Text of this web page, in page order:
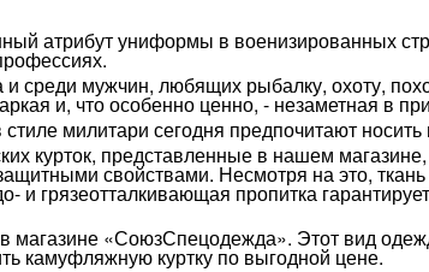
атрибут униформы в военизированных
среди мужчин, любящих рыбалку, охоту,
и, что особенно ценно, - незаметная в
милитари сегодня предпочитают
курток, представленные в нашем
свойствами. Несмотря на это,
и грязеотталкивающая пропитка
магазине «СоюзСпецодежда». Этот вид
камуфляжную куртку по выгодной цене.